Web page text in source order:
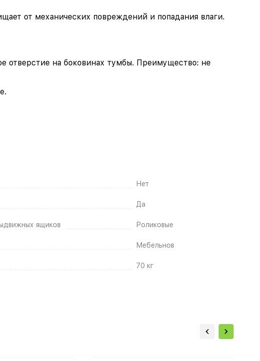
от механических повреждений и попадания влаги.
отверстие на боковинах тумбы. Преимущество: не
Нет
Да
ящиков Роликовые
Мебельнов
70 кг